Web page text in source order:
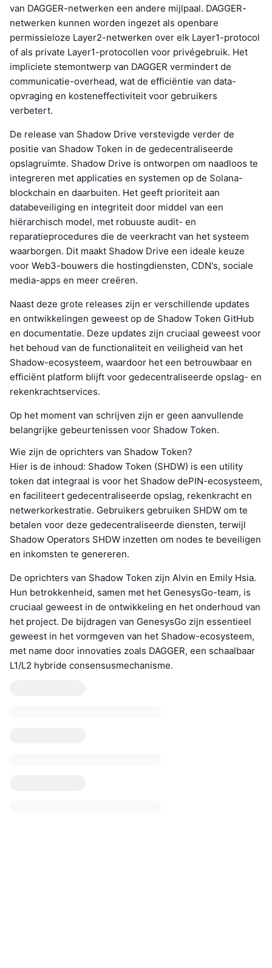
van DAGGER-netwerken een andere mijlpaal. DAGGER-
netwerken kunnen worden ingezet als openbare
permissieloze Layer2-netwerken over elk Layer1-protocol
of als private Layer1-protocollen voor privégebruik. Het
impliciete stemontwerp van DAGGER vermindert de
communicatie-overhead, wat de efficiëntie van data-
opvraging en kosteneffectiviteit voor gebruikers
verbetert.
De release van Shadow Drive verstevigde verder de
positie van Shadow Token in de gedecentraliseerde
opslagruimte. Shadow Drive is ontworpen om naadloos te
integreren met applicaties en systemen op de Solana-
blockchain en daarbuiten. Het geeft prioriteit aan
databeveiliging en integriteit door middel van een
hiërarchisch model, met robuuste audit- en
reparatieprocedures die de veerkracht van het systeem
waarborgen. Dit maakt Shadow Drive een ideale keuze
voor Web3-bouwers die hostingdiensten, CDN's, sociale
media-apps en meer creëren.
Naast deze grote releases zijn er verschillende updates
en ontwikkelingen geweest op de Shadow Token GitHub
en documentatie. Deze updates zijn cruciaal geweest voor
het behoud van de functionaliteit en veiligheid van het
Shadow-ecosysteem, waardoor het een betrouwbaar en
efficiënt platform blijft voor gedecentraliseerde opslag- en
rekenkrachtservices.
Op het moment van schrijven zijn er geen aanvullende
belangrijke gebeurtenissen voor Shadow Token.
Wie zijn de oprichters van Shadow Token?
Hier is de inhoud: Shadow Token (SHDW) is een utility
token dat integraal is voor het Shadow dePIN-ecosysteem,
en faciliteert gedecentraliseerde opslag, rekenkracht en
netwerkorkestratie. Gebruikers gebruiken SHDW om te
betalen voor deze gedecentraliseerde diensten, terwijl
Shadow Operators SHDW inzetten om nodes te beveiligen
en inkomsten te genereren.
De oprichters van Shadow Token zijn Alvin en Emily Hsia.
Hun betrokkenheid, samen met het GenesysGo-team, is
cruciaal geweest in de ontwikkeling en het onderhoud van
het project. De bijdragen van GenesysGo zijn essentieel
geweest in het vormgeven van het Shadow-ecosysteem,
met name door innovaties zoals DAGGER, een schaalbaar
L1/L2 hybride consensusmechanisme.